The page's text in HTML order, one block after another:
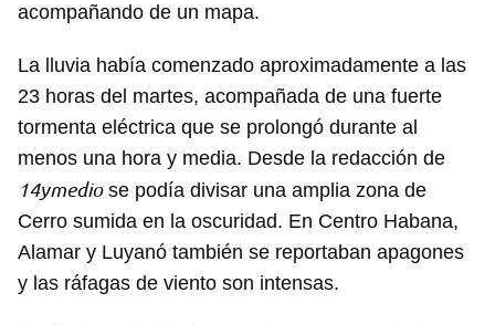
acompañando de un mapa.
La lluvia había comenzado aproximadamente a las
23 horas del martes, acompañada de una fuerte
tormenta eléctrica que se prolongó durante al
menos una hora y media. Desde la redacción de
14ymediose podía divisar una amplia zona de
Cerro sumida en la oscuridad. En Centro Habana,
Alamar y Luyanó también se reportaban apagones
y las ráfagas de viento son intensas.